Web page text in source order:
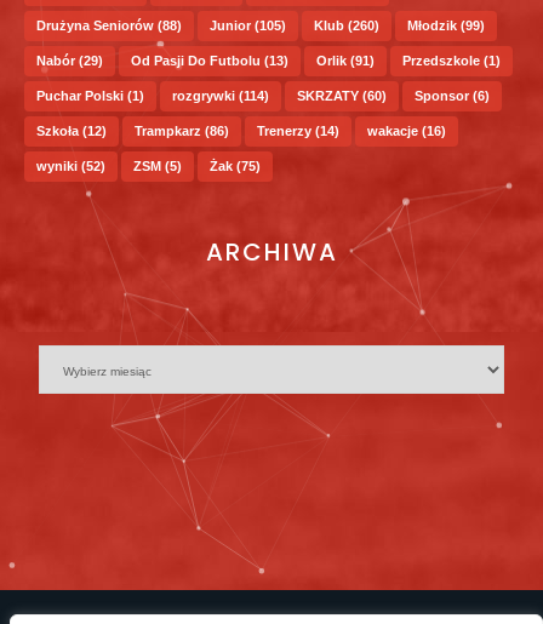
Drużyna Seniorów (88) Junior (105) Klub (260) Młodzik (99)
Nabór (29) Od Pasji Do Futbolu (13) Orlik (91) Przedszkole (1)
Puchar Polski (1) rozgrywki (114) SKRZATY (60) Sponsor (6)
Szkoła(12) Trampkarz (86) Trenerzy (14) wakacje (16)
wyniki (52) ZSM (5) Żak (75)
ARCHIWA